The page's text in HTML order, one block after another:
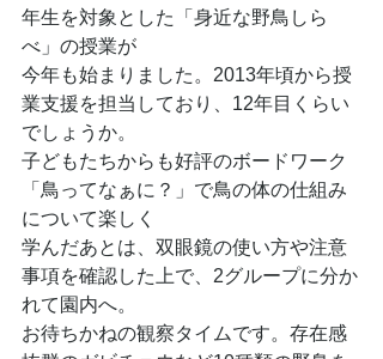
年生を対象とした「身近な野鳥しら
べ」の授業が
今年も始まりました。2013年頃から授
業支援を担当しており、12年目くらい
でしょうか。
子どもたちからも好評のボードワーク
「鳥ってなぁに？」で鳥の体の仕組み
について楽しく
学んだあとは、双眼鏡の使い方や注意
事項を確認した上で、2グループに分か
れて園内へ。
お待ちかねの観察タイムです。存在感